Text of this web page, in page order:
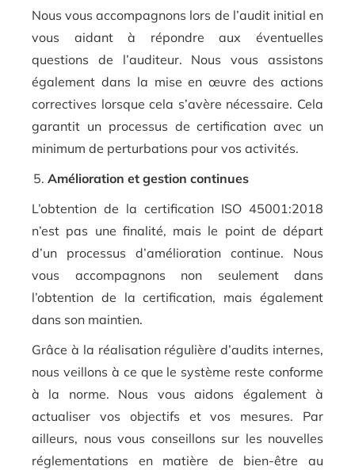
Nous vous accompagnons lors de l’audit initial en
vous aidant à répondre aux éventuelles
questions de l’auditeur. Nous vous assistons
également dans la mise en œuvre des actions
correctives lorsque cela s’avère nécessaire. Cela
garantit un processus de certification avec un
minimum de perturbations pour vos activités.
Amélioration et gestion continues
L’obtention de la certification ISO 45001:2018
n’est pas une finalité, mais le point de départ
d’un processus d’amélioration continue. Nous
vous accompagnons non seulement dans
l’obtention de la certification, mais également
dans son maintien.
Grâce à la réalisation régulière d’audits internes,
nous veillons à ce que le système reste conforme
à la norme. Nous vous aidons également à
actualiser vos objectifs et vos mesures. Par
ailleurs, nous vous conseillons sur les nouvelles
réglementations en matière de bien-être au